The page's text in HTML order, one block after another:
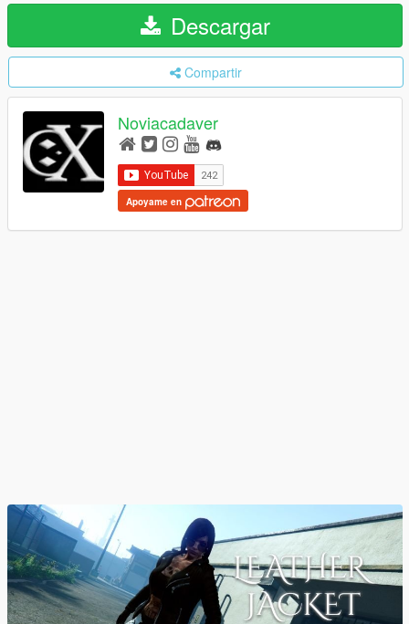
Descargar
Compartir
Noviacadaver
Apoyame en